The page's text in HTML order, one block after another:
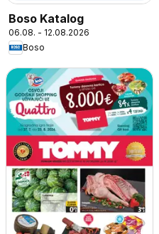
Boso Katalog
06.08. - 12.08.2026
Boso